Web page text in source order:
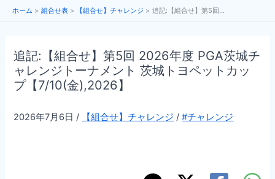
ホーム 組合せ表 【組合せ】チャレンジ 追記:【組合せ】第5回 2026年度 PGA茨城チャレンジトーナメント 茨城トヨペットカップ【7/10(金),2026】
追記:【組合せ】第5回 2026年度 PGA茨城チ
ャレンジトーナメント 茨城トヨペットカッ
プ【7/10(金),2026】
2026年7月6日 / 【組合せ】チャレンジ /#チャレンジ